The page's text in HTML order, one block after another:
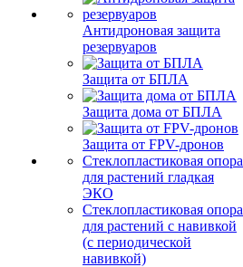
Антидроновая защита
резервуаров
Защита от БПЛА
Защита дома от БПЛА
Защита от FPV-дронов
Стеклопластиковая опора
для растений гладкая
ЭКО
Стеклопластиковая опора
для растений с навивкой
(с периодической
навивкой)